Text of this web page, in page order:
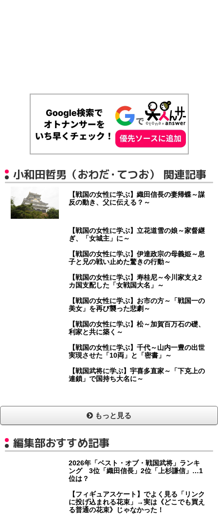
小和田哲男（おわだ・てつお） 関連記事
【戦国の女性に学ぶ】織田信長の妻帰蝶～謀
反の動き、父に伝える？～
【戦国の女性に学ぶ】立花道雪の娘～家督継
ぎ、「女城主」に～
【戦国の女性に学ぶ】伊達政宗の母義姫～息
子と兄の戦い止めた驚きの行動～
【戦国の女性に学ぶ】寿桂尼～今川家支え2
カ国支配した「女戦国大名」～
【戦国の女性に学ぶ】お市の方～「戦国一の
美女」を再び襲った悲劇～
【戦国の女性に学ぶ】松～加賀百万石の礎、
利家と共に築く～
【戦国の女性に学ぶ】千代～山内一豊の出世
実現させた「10両」と「密書」～
【戦国武将に学ぶ】宇喜多直家～「下克上の
連鎖」で国持ち大名に～
もっと見る
編集部おすすめ記事
2026年「ベスト・オブ・戦国武将」ランキ
ング 3位「織田信長」2位「上杉謙信」…1
位は？
【フィギュアスケート】でよく見る「リンク
に投げ込まれる花束」→実は《どこでも買え
る普通の花束》じゃなかった！